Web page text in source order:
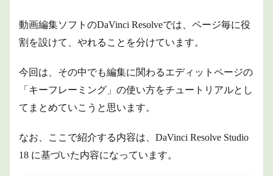
動画編集ソフトのDaVinci Resolveでは、ページ毎に役
割を設けて、やれることを分けています。
今回は、その中でも編集に関わるエディットページの
「キーフレーミング」の使い方をチュートリアルとし
てまとめていこうと思います。
なお、ここで紹介する内容は、DaVinci Resolve Studio
18 に基づいた内容になっています。